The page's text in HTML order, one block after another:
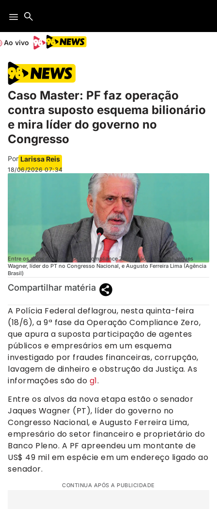
Ao vivo
Caso Master: PF faz operação
contra suposto esquema bilionário
e mira líder do governo no
Congresso
Por Larissa Reis
18/06/2026 07:34
Entre os alvos da nova fase da Compliance Zero estão o senador Jaques
Wagner, líder do PT no Congresso Nacional, e Augusto Ferreira Lima (Agência
Brasil)
Compartilhar matéria
A Polícia Federal deflagrou, nesta quinta-feira
(18/6), a 9ª fase da Operação Compliance Zero,
que apura a suposta participação de agentes
públicos e empresários em um esquema
investigado por fraudes financeiras, corrupção,
lavagem de dinheiro e obstrução da Justiça. As
informações são do g1.
Entre os alvos da nova etapa estão o senador
Jaques Wagner (PT), líder do governo no
Congresso Nacional, e Augusto Ferreira Lima,
empresário do setor financeiro e proprietário do
Banco Pleno. A PF apreendeu um montante de
US$ 49 mil em espécie em um endereço ligado ao
senador.
CONTINUA APÓS A PUBLICIDADE